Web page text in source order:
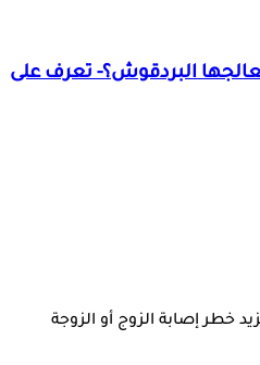
البردقوش؟- تعرف على
خطر إصابة الزوج أو الزوجة